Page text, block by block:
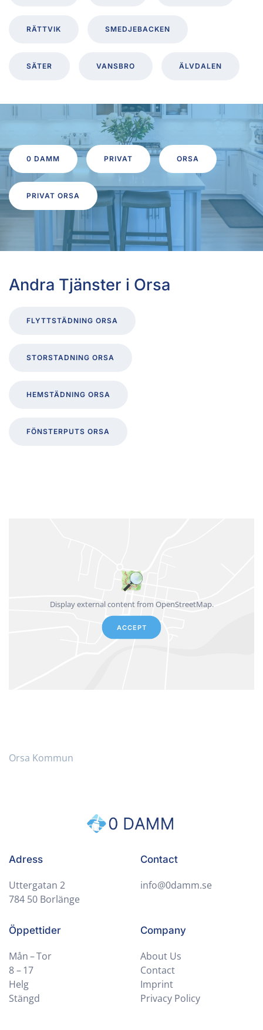
RÄTTVIK SMEDJEBACKEN
SÄTER VANSBRO ÄLVDALEN
0 DAMM PRIVAT ORSA
PRIVAT ORSA
Andra Tjänster i Orsa
FLYTTSTÄDNING ORSA
STORSTADNING ORSA
HEMSTÄDNING ORSA
FÖNSTERPUTS ORSA
Display external content from OpenStreetMap.
ACCEPT
Orsa Kommun
Adress
Uttergatan 2
784 50 Borlänge
Contact
info@0damm.se
Öppettider
Mån – Tor
8 – 17
Helg
Stängd
Company
About Us
Contact
Imprint
Privacy Policy